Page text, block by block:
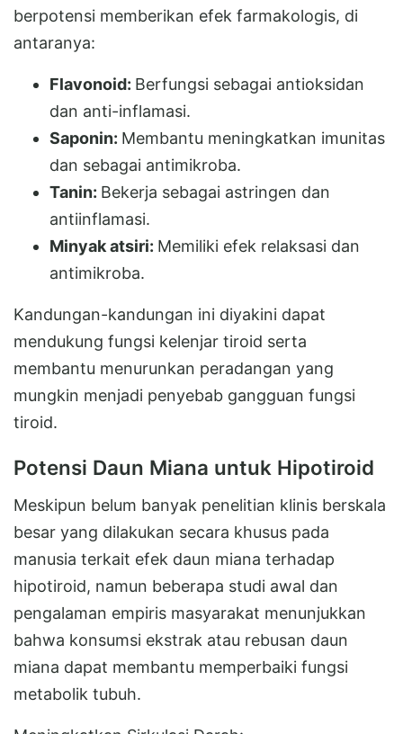
berpotensi memberikan efek farmakologis, di
antaranya:
Flavonoid: Berfungsi sebagai antioksidan
dan anti-inflamasi.
Saponin: Membantu meningkatkan imunitas
dan sebagai antimikroba.
Tanin: Bekerja sebagai astringen dan
antiinflamasi.
Minyak atsiri: Memiliki efek relaksasi dan
antimikroba.
Kandungan-kandungan ini diyakini dapat
mendukung fungsi kelenjar tiroid serta
membantu menurunkan peradangan yang
mungkin menjadi penyebab gangguan fungsi
tiroid.
Potensi Daun Miana untuk Hipotiroid
Meskipun belum banyak penelitian klinis berskala
besar yang dilakukan secara khusus pada
manusia terkait efek daun miana terhadap
hipotiroid, namun beberapa studi awal dan
pengalaman empiris masyarakat menunjukkan
bahwa konsumsi ekstrak atau rebusan daun
miana dapat membantu memperbaiki fungsi
metabolik tubuh.